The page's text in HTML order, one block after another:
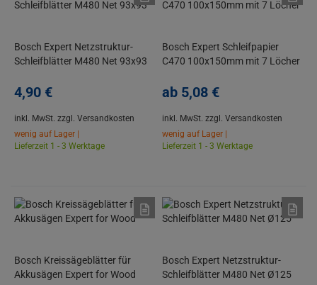
Bosch Expert Netzstruktur-
Schleifblätter M480 Net 93x93
4,90 €
inkl. MwSt. zzgl. Versandkosten
wenig auf Lager |
Lieferzeit 1 - 3 Werktage
Bosch Expert Schleifpapier
C470 100x150mm mit 7 Löcher
ab 5,08 €
inkl. MwSt. zzgl. Versandkosten
wenig auf Lager |
Lieferzeit 1 - 3 Werktage
Bosch Kreissägeblätter für
Akkusägen Expert for Wood
Bosch Expert Netzstruktur-
Schleifblätter M480 Net Ø125